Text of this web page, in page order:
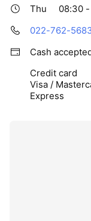
Thu
08:30
022-762-
Cash
Credit card
Visa /
Express